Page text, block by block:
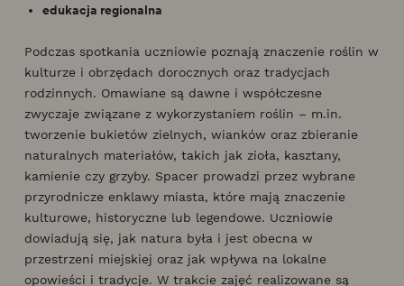
edukacja regionalna
Podczas spotkania uczniowie poznają znaczenie roślin w
kulturze i obrzędach dorocznych oraz tradycjach
rodzinnych. Omawiane są dawne i współczesne
zwyczaje związane z wykorzystaniem roślin – m.in.
tworzenie bukietów zielnych, wianków oraz zbieranie
naturalnych materiałów, takich jak zioła, kasztany,
kamienie czy grzyby. Spacer prowadzi przez wybrane
przyrodnicze enklawy miasta, które mają znaczenie
kulturowe, historyczne lub legendowe. Uczniowie
dowiadują się, jak natura była i jest obecna w
przestrzeni miejskiej oraz jak wpływa na lokalne
opowieści i tradycje. W trakcie zajęć realizowane są